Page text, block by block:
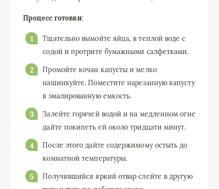
Процесс готовки:
Тщательно вымойте яйца, в теплой воде с
содой и протрите бумажными салфетками.
Промойте кочан капусты и мелко
нашинкуйте. Поместите нарезанную капусту
в эмалированную емкость.
Залейте горячей водой и на медленном огне
дайте покипеть ей около тридцати минут.
После этого дайте содержимому остыть до
комнатной температуры.
Получившийся яркий отвар слейте в другую